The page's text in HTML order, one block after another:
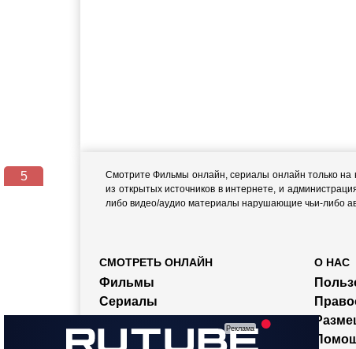
Смотрите Фильмы онлайн, сериалы онлайн только на
из открытых источников в интернете, и
либо видео/аудио материалы нарушающие чьи-либо
СМОТРЕТЬ ОНЛАЙН
Фильмы
Сериалы
О НАС
5